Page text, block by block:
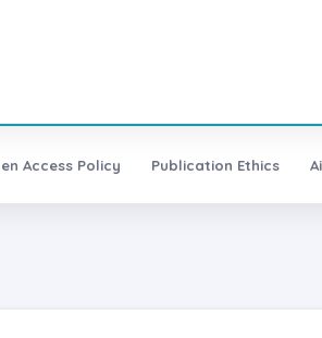
Access Policy Publication Ethics